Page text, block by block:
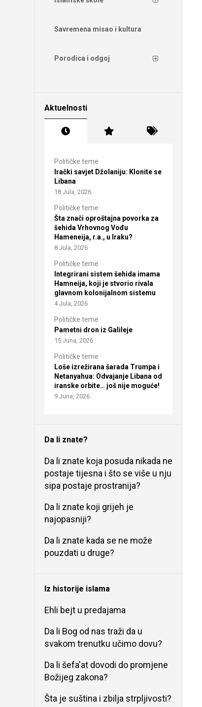
Savremena misao i kultura
Porodica i odgoj
Aktuelnosti
Političke teme
Irački savjet Džolaniju: Klonite se
Libana
18 Jula, 2026
Političke teme
Šta znači oproštajna povorka za
šehida Vrhovnog Vođu
Hameneija, r.a., u Iraku?
8 Jula, 2026
Političke teme
Integrirani sistem šehida imama
Hamneija, koji je stvorio rivala
glavnom kolonijalnom sistemu
4 Jula, 2026
Političke teme
Pametni dron iz Galileje
15 Juna, 2026
Političke teme
Loše izrežirana šarada Trumpa i
Netanyahua: Odvajanje Libana od
iranske orbite… još nije moguće!
9 Juna, 2026
Da li znate?
Da li znate koja posuda nikada ne
postaje tijesna i što se više u nju
sipa postaje prostranija?
Da li znate koji grijeh je
najopasniji?
Da li znate kada se ne može
pouzdati u druge?
Iz historije islama
Ehli bejt u predajama
Da li Bog od nas traži da u
svakom trenutku učimo dovu?
Da li šefa'at dovodi do promjene
Božijeg zakona?
Šta je suština i zbilja strpljivosti?